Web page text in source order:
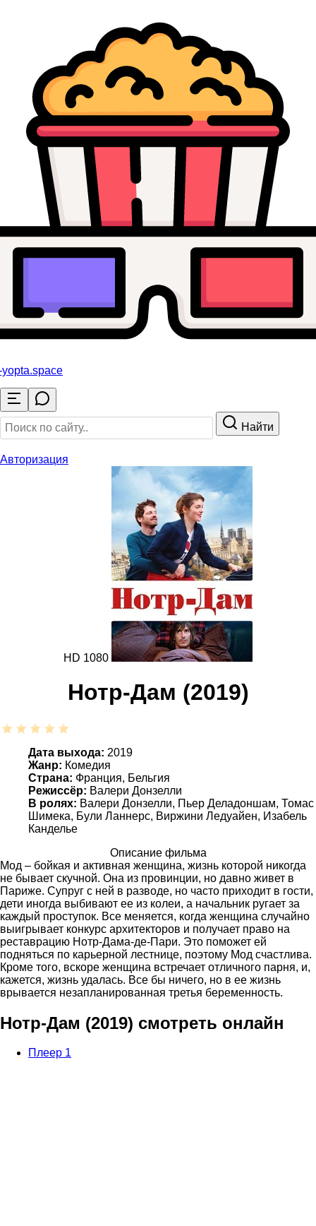
.space
Найти
Авторизация
HD 1080
Нотр-Дам (2019)
Дата выхода: 2019
Жанр: Комедия
Страна: Франция, Бельгия
Режиссёр: Валери Донзелли
В ролях: Валери Донзелли, Пьер Деладоншам, Томас
Шимека, Були Ланнерс, Виржини Ледуайен, Изабель
Канделье
Описание фильма
Мод – бойкая и активная женщина, жизнь которой никогда
не бывает скучной. Она из провинции, но давно живет в
Париже. Супруг с ней в разводе, но часто приходит в гости,
дети иногда выбивают ее из колеи, а начальник ругает за
каждый проступок. Все меняется, когда женщина случайно
выигрывает конкурс архитекторов и получает право на
реставрацию Нотр-Дама-де-Пари. Это поможет ей
подняться по карьерной лестнице, поэтому Мод счастлива.
Кроме того, вскоре женщина встречает отличного парня, и,
кажется, жизнь удалась. Все бы ничего, но в ее жизнь
врывается незапланированная третья беременность.
Нотр-Дам (2019) смотреть онлайн
Плеер 1